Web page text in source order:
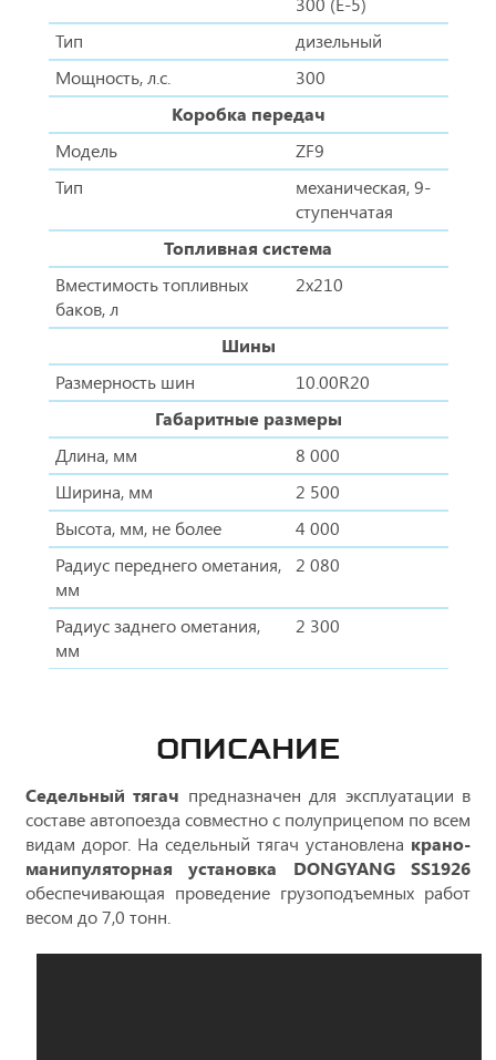
Тип
дизельный
Мощность, л.с.
300
Коробка передач
Модель
ZF9
Тип
механическая, 9-
ступенчатая
Топливная система
Вместимость топливных
баков, л
2x210
Шины
Размерность шин
10.00R20
Габаритные размеры
Длина, мм
8 000
Ширина, мм
2 500
Высота, мм, не более
4 000
Радиус переднего ометания,
мм
2 080
Радиус заднего ометания,
мм
2 300
ОПИСАНИЕ
Седельный тягач предназначен для эксплуатации в
составе автопоезда совместно с полуприцепом по всем
видам дорог. На седельный тягач установлена крано-
манипуляторная установка DONGYANG SS1926
обеспечивающая проведение грузоподъемных работ
весом до 7,0 тонн.